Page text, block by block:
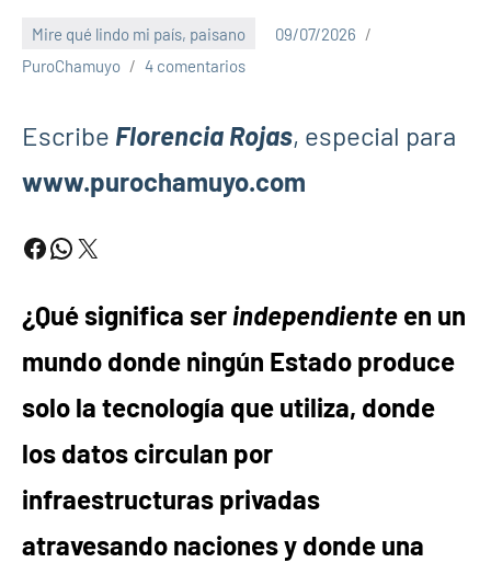
Mire qué lindo mi país, paisano
09/07/2026
PuroChamuyo
4 comentarios
Escribe Florencia Rojas, especial para
www.purochamuyo.com
Facebook
WhatsApp
X
¿Qué significa ser independiente en un
mundo donde ningún Estado produce
solo la tecnología que utiliza, donde
los datos circulan por
infraestructuras privadas
atravesando naciones y donde una